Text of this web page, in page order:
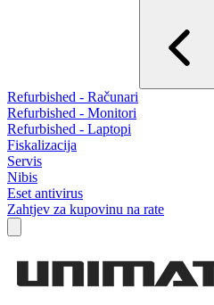
Refurbished - Računari
Refurbished - Monitori
Refurbished - Laptopi
Fiskalizacija
Servis
Nibis
Eset antivirus
Zahtjev za kupovinu na rate